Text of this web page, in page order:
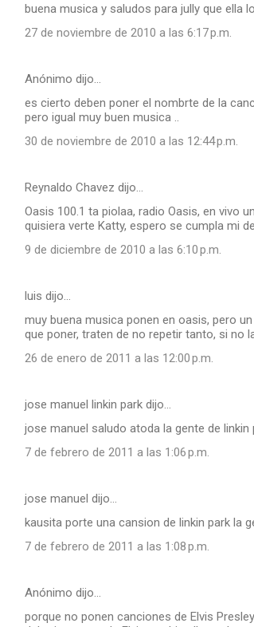
buena musica y saludos para jully que ella
27 de noviembre de 2010 a las 6:17 p.m.
Anónimo dijo…
es cierto deben poner el nombrte de la
pero igual muy buen musica ..
30 de noviembre de 2010 a las 12:44 p.m.
Reynaldo Chavez dijo…
Oasis 100.1 ta piolaa, radio Oasis, en vivo
quisiera verte Katty, espero se cumpla mi
9 de diciembre de 2010 a las 6:10 p.m.
luis dijo…
muy buena musica ponen en oasis, pero
que poner, traten de no repetir tanto, si no
26 de enero de 2011 a las 12:00 p.m.
jose manuel linkin park dijo…
jose manuel saludo atoda la gente de
7 de febrero de 2011 a las 1:06 p.m.
jose manuel dijo…
kausita porte una cansion de linkin park la
7 de febrero de 2011 a las 1:08 p.m.
Anónimo dijo…
porque no ponen canciones de Elvis